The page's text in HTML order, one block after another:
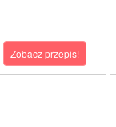
Zobacz przepis!